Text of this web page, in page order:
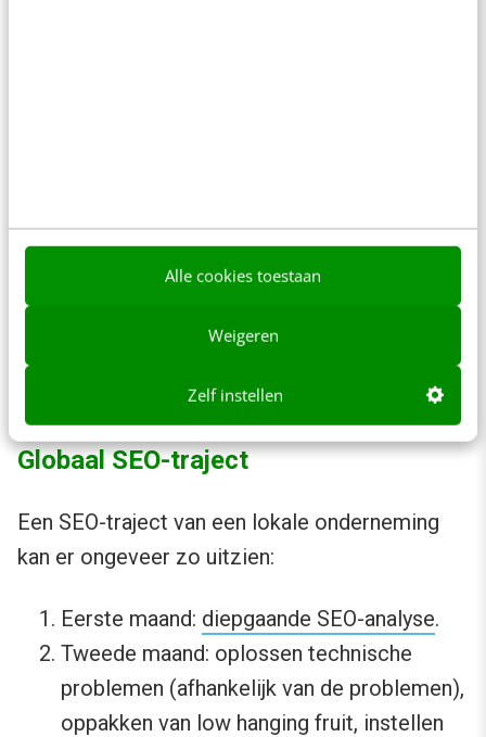
Alle cookies toestaan
Weigeren
Zelf instellen
toereikend is aan de doelstellingen.
Hoe minder pagina’s er geoptimaliseerd
worden, hoe langer het duurt voor ze hoog in
Google kunnen scoren en bezoekers kunnen
Globaal SEO-traject
Een SEO-traject van een lokale onderneming
kan er ongeveer zo uitzien:
Eerste maand: diepgaande SEO-analyse.
Tweede maand: oplossen technische
problemen (afhankelijk van de problemen),
oppakken van low hanging fruit, instellen